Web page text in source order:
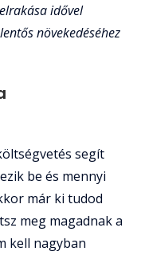
idővel
növekedéséhez
segít
be és mennyi
már ki tudod
meg magadnak a
kell nagyban